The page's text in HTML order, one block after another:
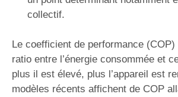
collectif.
Le coefficient de performance
ratio entre l’énergie consommée et
plus il est élevé, plus l’appareil est
modèles récents affichent de COP